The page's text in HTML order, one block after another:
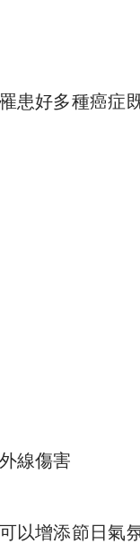
患好多種癌症
線傷害
以增添節日氣